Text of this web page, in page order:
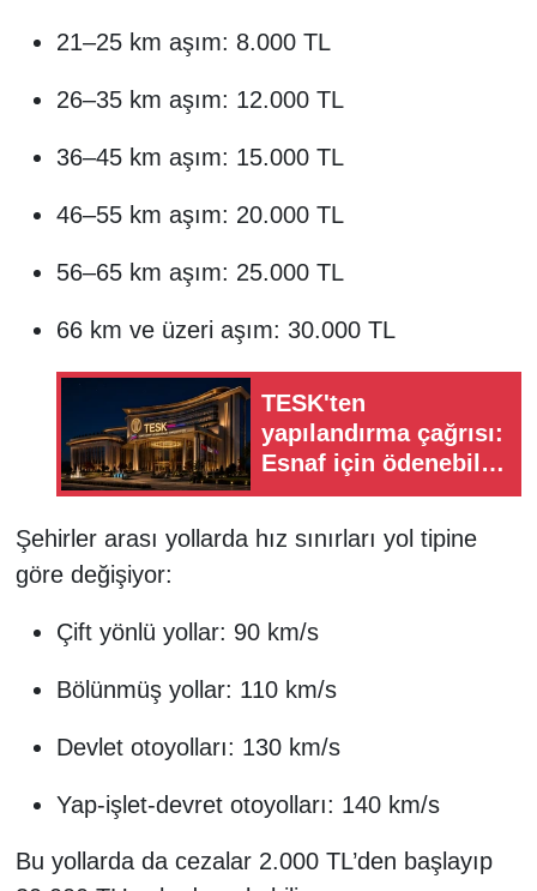
21–25 km aşım: 8.000 TL
26–35 km aşım: 12.000 TL
36–45 km aşım: 15.000 TL
46–55 km aşım: 20.000 TL
56–65 km aşım: 25.000 TL
66 km ve üzeri aşım: 30.000 TL
TESK'ten
yapılandırma çağrısı:
Esnaf için ödenebilir
hale getirilmeli
Şehirler arası yollarda hız sınırları yol tipine
göre değişiyor:
Çift yönlü yollar: 90 km/s
Bölünmüş yollar: 110 km/s
Devlet otoyolları: 130 km/s
Yap-işlet-devret otoyolları: 140 km/s
Bu yollarda da cezalar 2.000 TL’den başlayıp